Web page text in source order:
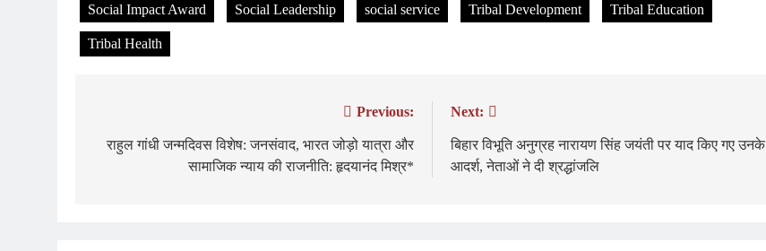
Social Impact Award Social Leadership social service Tribal Development Tribal Education
Tribal Health
navigation
Previous:
राहुल गांधी जन्मदिवस विशेष: जनसंवाद, भारत जोड़ो यात्रा और
सामाजिक न्याय की राजनीति: हृदयानंद मिश्र*
Next:
बिहार विभूति अनुग्रह नारायण सिंह जयंती पर याद किए गए उनके
आदर्श, नेताओं ने दी श्रद्धांजलि